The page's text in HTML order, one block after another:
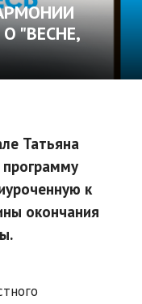
"ВЕСНЕ,
Татьяна
к
окончания